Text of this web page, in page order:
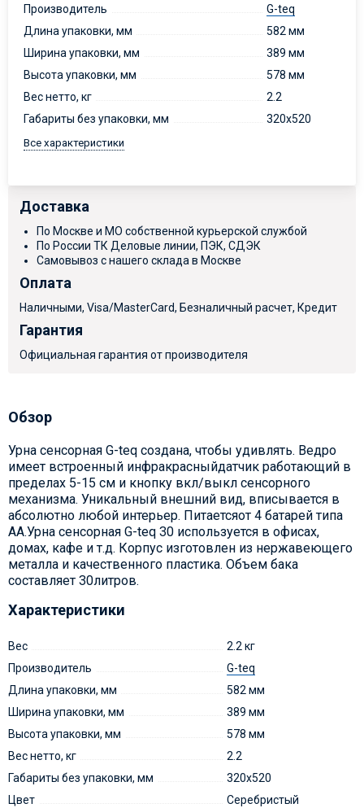
Производитель
G-teq
Длина упаковки, мм
582 мм
Ширина упаковки, мм
389 мм
Высота упаковки, мм
578 мм
Вес нетто, кг
2.2
Габариты без упаковки, мм
320х520
Все характеристики
Доставка
По Москве и МО собственной курьерской службой
По России ТК Деловые линии, ПЭК, СДЭК
Самовывоз с нашего склада в Москве
Оплата
Наличными, Visa/MasterCard, Безналичный расчет, Кредит
Гарантия
Официальная гарантия от производителя
Обзор
Урна сенсорная G-teq создана, чтобы удивлять. Ведро
имеет встроенный инфракрасныйдатчик работающий в
пределах 5-15 см и кнопку вкл/выкл сенсорного
механизма. Уникальный внешний вид, вписывается в
абсолютно любой интерьер. Питаетсяот 4 батарей типа
АА.Урна сенсорная G-teq 30 используется в офисах,
домах, кафе и т.д. Корпус изготовлен из нержавеющего
металла и качественного пластика. Объем бака
составляет 30литров.
Характеристики
Вес
2.2 кг
Производитель
G-teq
Длина упаковки, мм
582 мм
Ширина упаковки, мм
389 мм
Высота упаковки, мм
578 мм
Вес нетто, кг
2.2
Габариты без упаковки, мм
320х520
Цвет
Серебристый